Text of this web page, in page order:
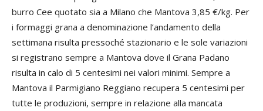
burro Cee quotato sia a Milano che Mantova 3,85 €/kg. Per
i formaggi grana a denominazione l’andamento della
settimana risulta pressoché stazionario e le sole variazioni
si registrano sempre a Mantova dove il Grana Padano
risulta in calo di 5 centesimi nei valori minimi. Sempre a
Mantova il Parmigiano Reggiano recupera 5 centesimi per
tutte le produzioni, sempre in relazione alla mancata